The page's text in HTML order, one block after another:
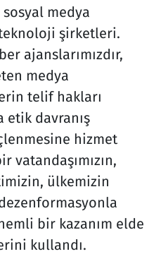
medya
şirketleri.
ajanslarımızdır,
medya
telif hakları
etik davranış
hizmet
vatandaşımızın,
ülkemizin
bir kazanım elde
kullandı.